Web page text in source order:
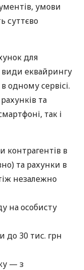
умови
суттєво
для
види еквайрингу
одному сервісі.
та
так і
контрагентів в
та рахунки в
незалежно
на особисту
до 30 тис. грн
— з